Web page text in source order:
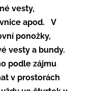
vesty,
apod.
V
ponožky,
vesty a bundy.
podle zájmu
v prostorách